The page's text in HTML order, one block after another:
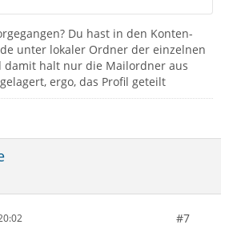
Du hast in den Konten-
unter lokaler Ordner der einzelnen
damit halt nur die Mailordner aus
ergo, das Profil geteilt
#7